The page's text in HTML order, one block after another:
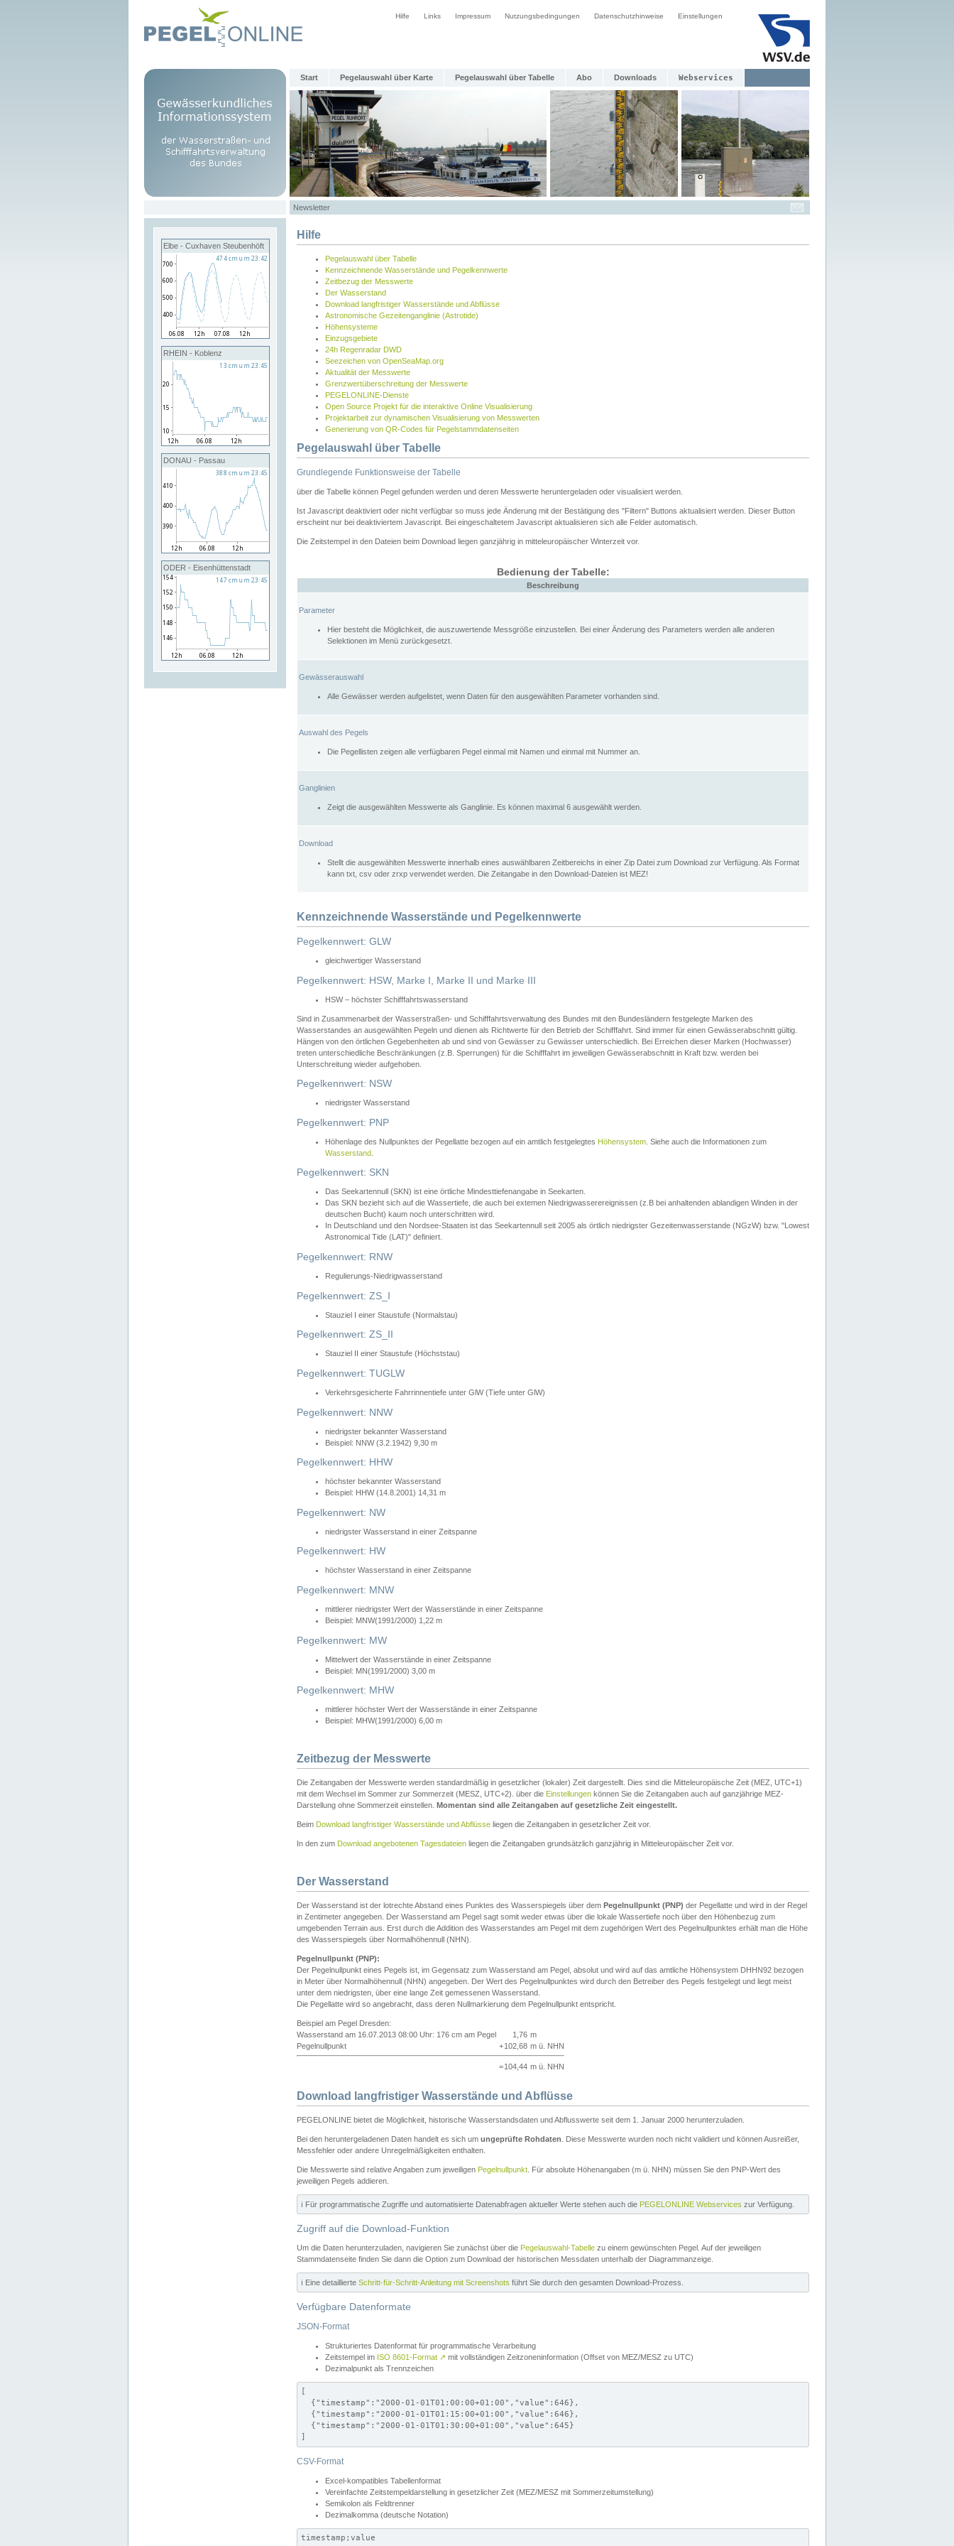
Hilfe Links Impressum Nutzungsbedingungen Datenschutzhinweise Einstellungen
Start Pegelauswahl über Karte Pegelauswahl über Tabelle Abo Downloads Webservices
Newsletter
Elbe - Cuxhaven Steubenhöft
RHEIN - Koblenz
DONAU - Passau
ODER - Eisenhüttenstadt
Hilfe
Pegelauswahl über Tabelle
Kennzeichnende Wasserstände und Pegelkennwerte
Zeitbezug der Messwerte
Der Wasserstand
Download langfristiger Wasserstände und Abflüsse
Astronomische Gezeitenganglinie (Astrotide)
Höhensysteme
Einzugsgebiete
24h Regenradar DWD
Seezeichen von OpenSeaMap.org
Aktualität der Messwerte
Grenzwertüberschreitung der Messwerte
PEGELONLINE-Dienste
Open Source Projekt für die interaktive Online Visualisierung
Projektarbeit zur dynamischen Visualisierung von Messwerten
Generierung von QR-Codes für Pegelstammdatenseiten
Pegelauswahl über Tabelle
Grundlegende Funktionsweise der Tabelle
über die Tabelle können Pegel gefunden werden und deren Messwerte heruntergeladen oder visualisiert werden.
Ist Javascript deaktiviert oder nicht verfügbar so muss jede Änderung mit der Bestätigung des "Filtern" Buttons aktualisiert werden. Dieser Button
erscheint nur bei deaktiviertem Javascript. Bei eingeschaltetem Javascript aktualisieren sich alle Felder automatisch.
Die Zeitstempel in den Dateien beim Download liegen ganzjährig in mitteleuropäischer Winterzeit vor.
Bedienung der Tabelle:
Beschreibung
Parameter
Hier besteht die Möglichkeit, die auszuwertende Messgröße einzustellen. Bei einer Änderung des Parameters werden alle anderen
Selektionen im Menü zurückgesetzt.
Gewässerauswahl
Alle Gewässer werden aufgelistet, wenn Daten für den ausgewählten Parameter vorhanden sind.
Auswahl des Pegels
Die Pegellisten zeigen alle verfügbaren Pegel einmal mit Namen und einmal mit Nummer an.
Ganglinien
Zeigt die ausgewählten Messwerte als Ganglinie. Es können maximal 6 ausgewählt werden.
Download
Stellt die ausgewählten Messwerte innerhalb eines auswählbaren Zeitbereichs in einer Zip Datei zum Download zur Verfügung. Als Format
kann txt, csv oder zrxp verwendet werden. Die Zeitangabe in den Download-Dateien ist MEZ!
Kennzeichnende Wasserstände und Pegelkennwerte
Pegelkennwert: GLW
gleichwertiger Wasserstand
Pegelkennwert: HSW, Marke I, Marke II und Marke III
HSW – höchster Schifffahrtswasserstand
Sind in Zusammenarbeit der Wasserstraßen- und Schifffahrtsverwaltung des Bundes mit den Bundesländern festgelegte Marken des
Wasserstandes an ausgewählten Pegeln und dienen als Richtwerte für den Betrieb der Schifffahrt. Sind immer für einen Gewässerabschnitt gültig.
Hängen von den örtlichen Gegebenheiten ab und sind von Gewässer zu Gewässer unterschiedlich. Bei Erreichen dieser Marken (Hochwasser)
treten unterschiedliche Beschränkungen (z.B. Sperrungen) für die Schifffahrt im jeweiligen Gewässerabschnitt in Kraft bzw. werden bei
Unterschreitung wieder aufgehoben.
Pegelkennwert: NSW
niedrigster Wasserstand
Pegelkennwert: PNP
Höhenlage des Nullpunktes der Pegellatte bezogen auf ein amtlich festgelegtes Höhensystem . Siehe auch die Informationen zum
Wasserstand
Pegelkennwert: SKN
Das Seekartennull (SKN) ist eine örtliche Mindesttiefenangabe in Seekarten.
Das SKN bezieht sich auf die Wassertiefe, die auch bei extemen Niedrigwasserereignissen (z.B bei anhaltenden ablandigen Winden in der
deutschen Bucht) kaum noch unterschritten wird.
In Deutschland und den Nordsee-Staaten ist das Seekartennull seit 2005 als örtlich niedrigster Gezeitenwasserstande (NGzW) bzw. "Lowest
Astronomical Tide (LAT)" definiert.
Pegelkennwert: RNW
Regulierungs-Niedrigwasserstand
Pegelkennwert: ZS_I
Stauziel I einer Staustufe (Normalstau)
Pegelkennwert: ZS_II
Stauziel II einer Staustufe (Höchststau)
Pegelkennwert: TUGLW
Verkehrsgesicherte Fahrrinnentiefe unter GlW (Tiefe unter GlW)
Pegelkennwert: NNW
niedrigster bekannter Wasserstand
Beispiel: NNW (3.2.1942) 9,30 m
Pegelkennwert: HHW
höchster bekannter Wasserstand
Beispiel: HHW (14.8.2001) 14,31 m
Pegelkennwert: NW
niedrigster Wasserstand in einer Zeitspanne
Pegelkennwert: HW
höchster Wasserstand in einer Zeitspanne
Pegelkennwert: MNW
mittlerer niedrigster Wert der Wasserstände in einer Zeitspanne
Beispiel: MNW(1991/2000) 1,22 m
Pegelkennwert: MW
Mittelwert der Wasserstände in einer Zeitspanne
Beispiel: MN(1991/2000) 3,00 m
Pegelkennwert: MHW
mittlerer höchster Wert der Wasserstände in einer Zeitspanne
Beispiel: MHW(1991/2000) 6,00 m
Zeitbezug der Messwerte
Die Zeitangaben der Messwerte werden standardmäßig in gesetzlicher (lokaler) Zeit dargestellt. Dies sind die Mitteleuropäische Zeit (MEZ, UTC+1)
mit dem Wechsel im Sommer zur Sommerzeit (MESZ, UTC+2). über die Einstellungen können Sie die Zeitangaben auch auf ganzjährige MEZ-
Darstellung ohne Sommerzeit einstellen. Momentan sind alle Zeitangaben auf gesetzliche Zeit eingestellt.
Beim Download langfristiger Wasserstände und Abflüsse liegen die Zeitangaben in gesetzlicher Zeit vor.
In den zum Download angebotenen Tagesdateien liegen die Zeitangaben grundsätzlich ganzjährig in Mitteleuropäischer Zeit vor.
Der Wasserstand
Der Wasserstand ist der lotrechte Abstand eines Punktes des Wasserspiegels über dem Pegelnullpunkt (PNP) der Pegellatte und wird in der Regel
in Zentimeter angegeben. Der Wasserstand am Pegel sagt somit weder etwas über die lokale Wassertiefe noch über den Höhenbezug zum
umgebenden Terrain aus. Erst durch die Addition des Wasserstandes am Pegel mit dem zugehörigen Wert des Pegelnullpunktes erhält man die Höhe
des Wasserspiegels über Normalhöhennull (NHN).
Pegelnullpunkt (PNP):
Der Pegelnullpunkt eines Pegels ist, im Gegensatz zum Wasserstand am Pegel, absolut und wird auf das amtliche Höhensystem DHHN92 bezogen
in Meter über Normalhöhennull (NHN) angegeben. Der Wert des Pegelnullpunktes wird durch den Betreiber des Pegels festgelegt und liegt meist
unter dem niedrigsten, über eine lange Zeit gemessenen Wasserstand.
Die Pegellatte wird so angebracht, dass deren Nullmarkierung dem Pegelnullpunkt entspricht.
Beispiel am Pegel Dresden:
Wasserstand am 16.07.2013 08:00 Uhr: 176 cm am Pegel
1,76 m
Pegelnullpunkt
+102,68 m ü. NHN
=104,44 m ü. NHN
Download langfristiger Wasserstände und Abflüsse
PEGELONLINE bietet die Möglichkeit, historische Wasserstandsdaten und Abflusswerte seit dem 1. Januar 2000 herunterzuladen.
Bei den heruntergeladenen Daten handelt es sich um ungeprüfte Rohdaten . Diese Messwerte wurden noch nicht validiert und können Ausreißer,
Messfehler oder andere Unregelmäßigkeiten enthalten.
Die Messwerte sind relative Angaben zum jeweiligen Pegelnullpunkt . Für absolute Höhenangaben (m ü. NHN) müssen Sie den PNP-Wert des
jeweiligen Pegels addieren.
ℹ️ Für programmatische Zugriffe und automatisierte Datenabfragen aktueller Werte stehen auch die PEGELONLINE Webservices zur Verfügung.
Zugriff auf die Download-Funktion
Um die Daten herunterzuladen, navigieren Sie zunächst über die Pegelauswahl-Tabelle zu einem gewünschten Pegel. Auf der jeweiligen
Stammdatenseite finden Sie dann die Option zum Download der historischen Messdaten unterhalb der Diagrammanzeige.
ℹ️ Eine detaillierte Schritt-für-Schritt-Anleitung mit Screenshots führt Sie durch den gesamten Download-Prozess.
Verfügbare Datenformate
JSON-Format
Strukturiertes Datenformat für programmatische Verarbeitung
Zeitstempel im ISO 8601-Format ↗ mit vollständigen Zeitzoneninformation (Offset von MEZ/MESZ zu UTC)
Dezimalpunkt als Trennzeichen
[
  {"timestamp":"2000-01-01T01:00:00+01:00","value":646},
  {"timestamp":"2000-01-01T01:15:00+01:00","value":646},
  {"timestamp":"2000-01-01T01:30:00+01:00","value":645}
]
CSV-Format
Excel-kompatibles Tabellenformat
Vereinfachte Zeitstempeldarstellung in gesetzlicher Zeit (MEZ/MESZ mit Sommerzeitumstellung)
Semikolon als Feldtrenner
Dezimalkomma (deutsche Notation)
timestamp;value